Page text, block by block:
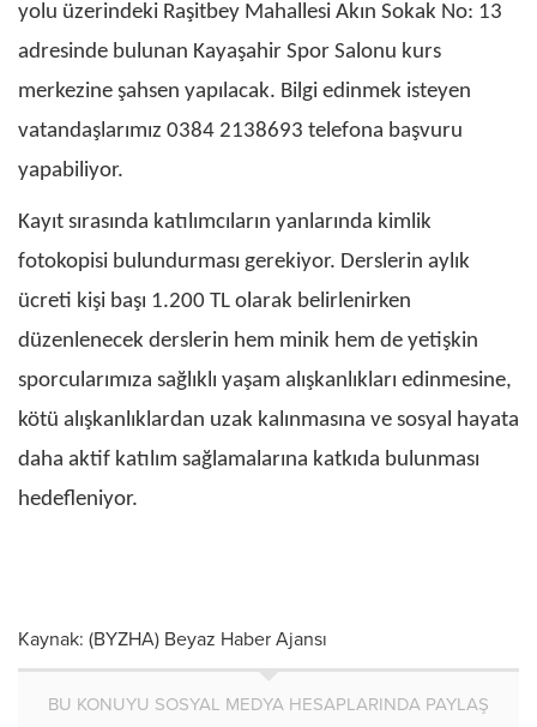
yolu üzerindeki Raşitbey Mahallesi Akın Sokak No: 13
adresinde bulunan Kayaşahir Spor Salonu kurs
merkezine şahsen yapılacak. Bilgi edinmek isteyen
vatandaşlarımız 0384 2138693 telefona başvuru
yapabiliyor.
Kayıt sırasında katılımcıların yanlarında kimlik
fotokopisi bulundurması gerekiyor. Derslerin aylık
ücreti kişi başı 1.200 TL olarak belirlenirken
düzenlenecek derslerin hem minik hem de yetişkin
sporcularımıza sağlıklı yaşam alışkanlıkları edinmesine,
kötü alışkanlıklardan uzak kalınmasına ve sosyal hayata
daha aktif katılım sağlamalarına katkıda bulunması
hedefleniyor.
Kaynak: (BYZHA) Beyaz Haber Ajansı
BU KONUYU SOSYAL MEDYA HESAPLARINDA PAYLAŞ